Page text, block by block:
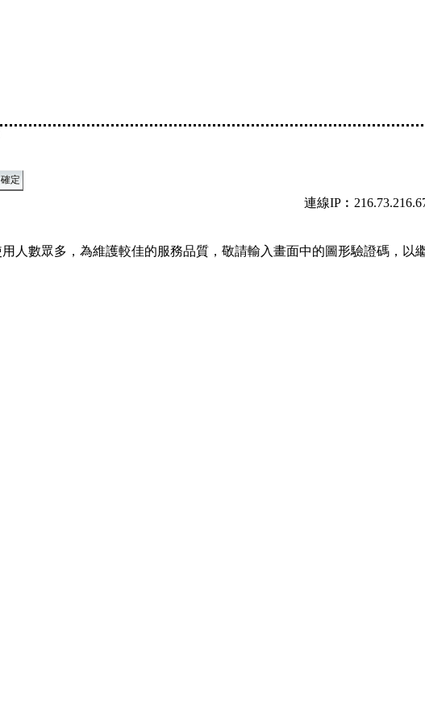
連線
人數眾多，為維護較佳的服務品質，敬請輸入畫面中的圖形驗證碼，以